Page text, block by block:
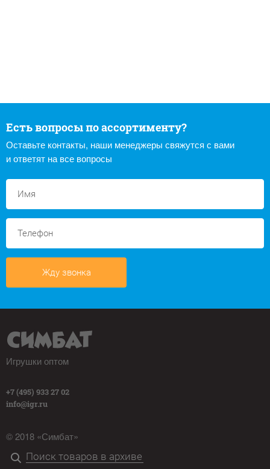
Есть вопросы по ассортименту?
Оставьте контакты, наши менеджеры свяжутся с вами
и ответят на все вопросы
Жду звонка
Игрушки оптом
+7 (495) 933 27 02
info@igr.ru
© 2018 «Симбат»